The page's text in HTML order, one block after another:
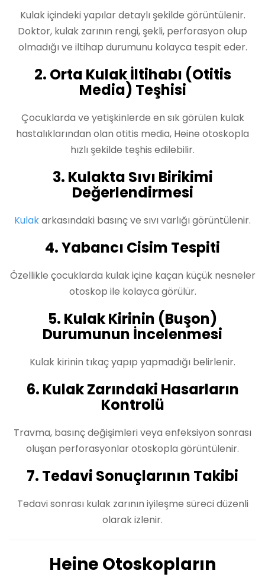
Kulak içindeki yapılar detaylı şekilde görüntülenir.
Doktor, kulak zarının rengi, şekli, perforasyon olup
olmadığı ve iltihap durumunu kolayca tespit eder.
2. Orta Kulak İltihabı (Otitis
Media) Teşhisi
Çocuklarda ve yetişkinlerde en sık görülen kulak
hastalıklarından olan otitis media, Heine otoskopla
hızlı şekilde teşhis edilebilir.
3. Kulakta Sıvı Birikimi
Değerlendirmesi
Kulakarkasındaki basınç ve sıvı varlığı görüntülenir.
4. Yabancı Cisim Tespiti
Özellikle çocuklarda kulak içine kaçan küçük nesneler
otoskop ile kolayca görülür.
5. Kulak Kirinin (Buşon)
Durumunun İncelenmesi
Kulak kirinin tıkaç yapıp yapmadığı belirlenir.
6. Kulak Zarındaki Hasarların
Kontrolü
Travma, basınç değişimleri veya enfeksiyon sonrası
oluşan perforasyonlar otoskopla görüntülenir.
7. Tedavi Sonuçlarının Takibi
Tedavi sonrası kulak zarının iyileşme süreci düzenli
olarak izlenir.
Heine Otoskopların